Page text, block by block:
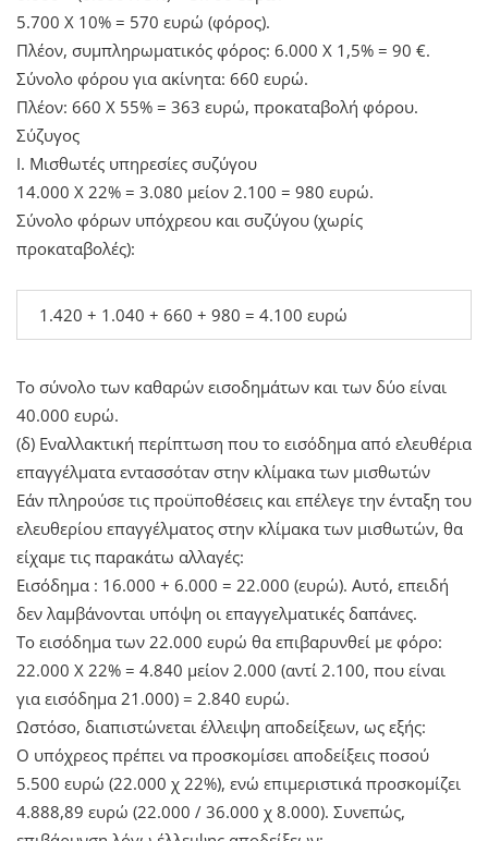
5.700 Χ 10% = 570 ευρώ (φόρος).
Πλέον, συμπληρωματικός φόρος: 6.000 Χ 1,5% = 90 €.
Σύνολο φόρου για ακίνητα: 660 ευρώ.
Πλέον: 660 Χ 55% = 363 ευρώ, προκαταβολή φόρου.
Σύζυγος
Ι. Μισθωτές υπηρεσίες συζύγου
14.000 Χ 22% = 3.080 μείον 2.100 = 980 ευρώ.
Σύνολο φόρων υπόχρεου και συζύγου (χωρίς
προκαταβολές):
1.420 + 1.040 + 660 + 980 = 4.100 ευρώ
Το σύνολο των καθαρών εισοδημάτων και των δύο είναι
40.000 ευρώ.
(δ) Εναλλακτική περίπτωση που το εισόδημα από ελευθέρια
επαγγέλματα εντασσόταν στην κλίμακα των μισθωτών
Εάν πληρούσε τις προϋποθέσεις και επέλεγε την ένταξη του
ελευθερίου επαγγέλματος στην κλίμακα των μισθωτών, θα
είχαμε τις παρακάτω αλλαγές:
Εισόδημα : 16.000 + 6.000 = 22.000 (ευρώ). Αυτό, επειδή
δεν λαμβάνονται υπόψη οι επαγγελματικές δαπάνες.
Το εισόδημα των 22.000 ευρώ θα επιβαρυνθεί με φόρο:
22.000 Χ 22% = 4.840 μείον 2.000 (αντί 2.100, που είναι
για εισόδημα 21.000) = 2.840 ευρώ.
Ωστόσο, διαπιστώνεται έλλειψη αποδείξεων, ως εξής:
Ο υπόχρεος πρέπει να προσκομίσει αποδείξεις ποσού
5.500 ευρώ (22.000 χ 22%), ενώ επιμεριστικά προσκομίζει
4.888,89 ευρώ (22.000 / 36.000 χ 8.000). Συνεπώς,